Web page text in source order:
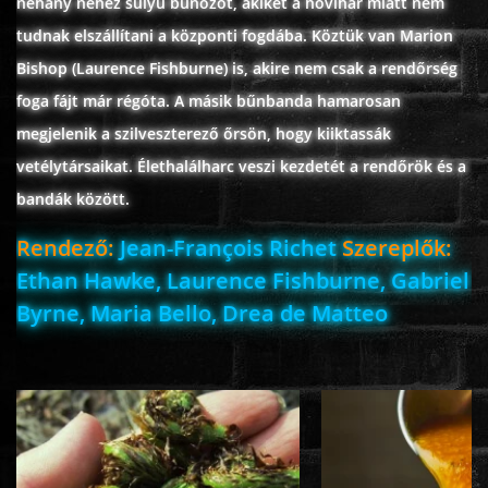
ÉLŐ ADÁSOK (LIVE)
SOROZAT
KARÁCSONYI FILMEK
tudnak elszállítani a központi fogdába. Köztük van Marion
Bishop (Laurence Fishburne) is, akire nem csak a rendőrség
foga fájt már régóta. A másik bűnbanda hamarosan
megjelenik a szilveszterező őrsön, hogy kiiktassák
vetélytársaikat. Élethalálharc veszi kezdetét a rendőrök és a
bandák között.
Rendező:Jean-François RichetSzereplők:
Ethan Hawke, Laurence Fishburne, Gabriel
Byrne, Maria Bello, Drea de Matteo